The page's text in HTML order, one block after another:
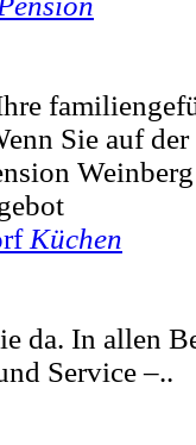
Sie auf der
Küchen
da. In allen
Service –..